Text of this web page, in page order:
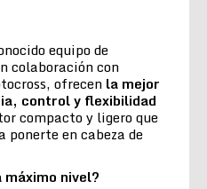
equipo de
colaboración con
ofrecen la mejor
control y flexibilidad
compacto y ligero que
ponerte en cabeza de
nivel?